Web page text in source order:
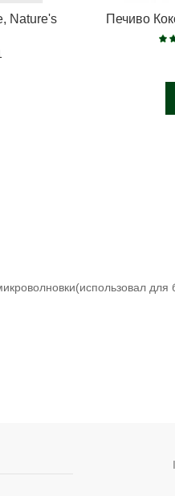
Nature's
Печиво